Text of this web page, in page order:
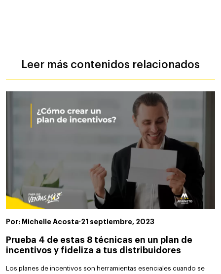
Leer más contenidos relacionados
Por: Michelle Acosta·21 septiembre, 2023
Prueba 4 de estas 8 técnicas en un plan de
incentivos y fideliza a tus distribuidores
Los planes de incentivos son herramientas esenciales cuando se